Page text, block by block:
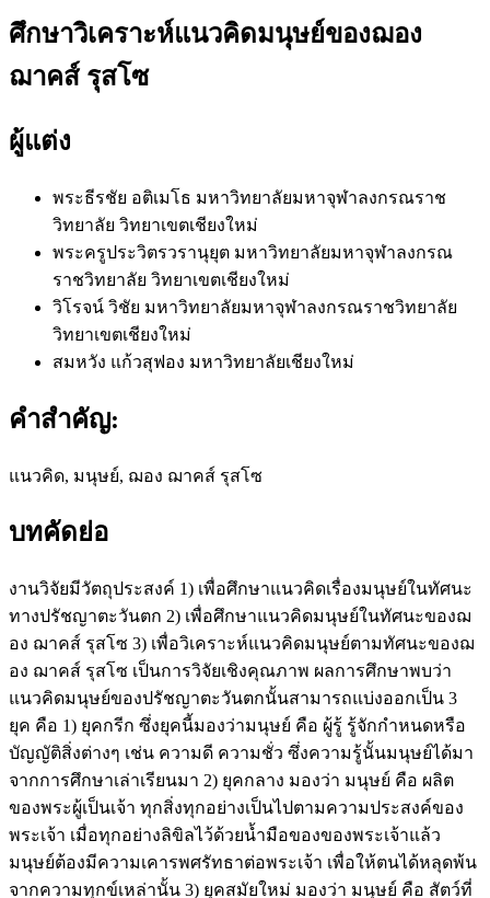
ศึกษาวิเคราะห์แนวคิดมนุษย์ของฌอง
ฌาคส์ รุสโซ
ผู้แต่ง
พระธีรชัย อติเมโธ มหาวิทยาลัยมหาจุฬาลงกรณราช
วิทยาลัย วิทยาเขตเชียงใหม่
พระครูประวิตรวรานุยุต มหาวิทยาลัยมหาจุฬาลงกรณ
ราชวิทยาลัย วิทยาเขตเชียงใหม่
วิโรจน์ วิชัย มหาวิทยาลัยมหาจุฬาลงกรณราชวิทยาลัย
วิทยาเขตเชียงใหม่
สมหวัง แก้วสุฟอง มหาวิทยาลัยเชียงใหม่
คำสำคัญ:
แนวคิด, มนุษย์, ฌอง ฌาคส์ รุสโซ
บทคัดย่อ
งานวิจัยมีวัตถุประสงค์ 1) เพื่อศึกษาแนวคิดเรื่องมนุษย์ในทัศนะ
ทางปรัชญาตะวันตก 2) เพื่อศึกษาแนวคิดมนุษย์ในทัศนะของฌ
อง ฌาคส์ รุสโซ 3) เพื่อวิเคราะห์แนวคิดมนุษย์ตามทัศนะของฌ
อง ฌาคส์ รุสโซ เป็นการวิจัยเชิงคุณภาพ ผลการศึกษาพบว่า
แนวคิดมนุษย์ของปรัชญาตะวันตกนั้นสามารถแบ่งออกเป็น 3
ยุค คือ 1) ยุคกรีก ซึ่งยุคนี้มองว่ามนุษย์ คือ ผู้รู้ รู้จักกำหนดหรือ
บัญญัติสิ่งต่างๆ เช่น ความดี ความชั่ว ซึ่งความรู้นั้นมนุษย์ได้มา
จากการศึกษาเล่าเรียนมา 2) ยุคกลาง มองว่า มนุษย์ คือ ผลิต
ของพระผู้เป็นเจ้า ทุกสิ่งทุกอย่างเป็นไปตามความประสงค์ของ
พระเจ้า เมื่อทุกอย่างลิขิลไว้ด้วยน้ำมือของของพระเจ้าแล้ว
มนุษย์ต้องมีความเคารพศรัทธาต่อพระเจ้า เพื่อให้ตนได้หลุดพ้น
จากความทุกข์เหล่านั้น 3) ยุคสมัยใหม่ มองว่า มนุษย์ คือ สัตว์ที่